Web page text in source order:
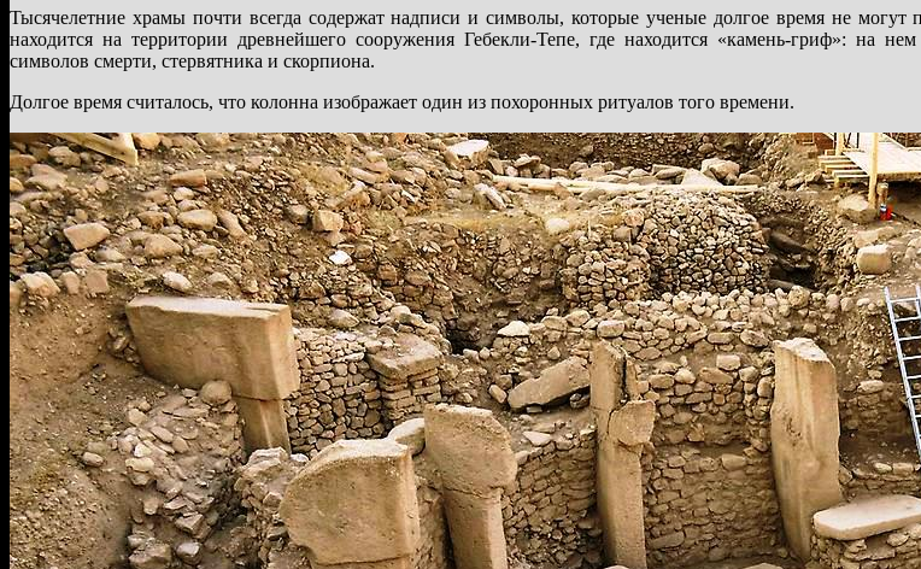
Тысячелетние храмы почти всегда содержат надписи и символы, которые ученые долгое время не могут
находится на территории древнейшего сооружения Гебекли-Тепе, где находится «камень-гриф»: на
символов смерти, стервятника и скорпиона.
Долгое время считалось, что колонна изображает один из похоронных ритуалов того времени.